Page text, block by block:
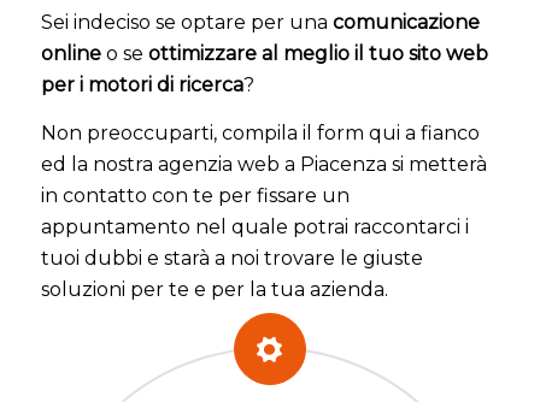
Sei indeciso se optare per una comunicazione
onlineo se ottimizzare al meglio il tuo sito web
per i motori di ricerca?
Non preoccuparti, compila il form qui a fianco
ed la nostra agenzia web a Piacenza si metterà
in contatto con te per fissare un
appuntamento nel quale potrai raccontarci i
tuoi dubbi e starà a noi trovare le giuste
soluzioni per te e per la tua azienda.